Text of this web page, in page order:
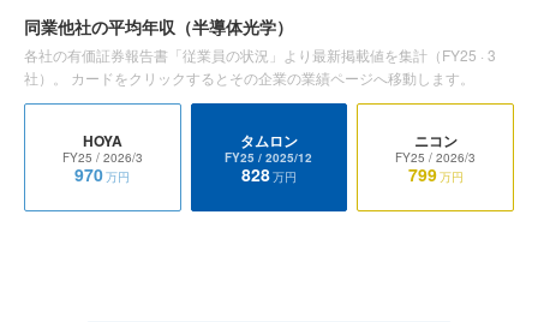
同業他社の平均年収 （半導体光学）
各社の有価証券報告書「従業員の状況」より最新掲載値を集計（FY25 · 3
社）。 カードをクリックするとその企業の業績ページへ移動します。
HOYA
FY25 / 2026/3
970万円
タムロン
FY25 / 2025/12
828万円
ニコン
FY25 / 2026/3
799万円